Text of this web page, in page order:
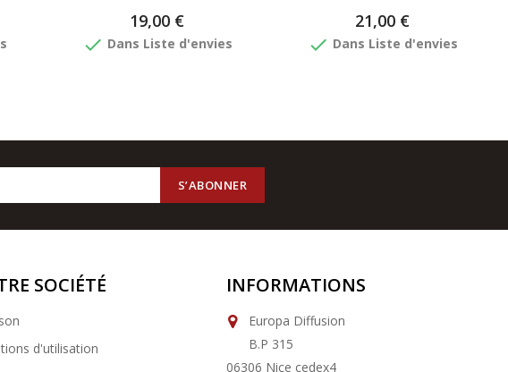
19,00 €
done Dans Liste d'envies
21,00 €
done Dans Liste d'envies
SOCIÉTÉ
d'utilisation
INFORMATIONS
Europa Diffusion
B.P 315
06306 Nice cedex4